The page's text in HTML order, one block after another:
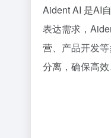
Aident AI 是AI
表达需求，
营、产品开发
分离，确保高效